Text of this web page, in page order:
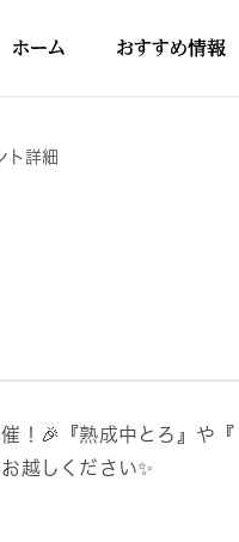
ト詳細
！🎉『熟成中とろ』や
越しください✨